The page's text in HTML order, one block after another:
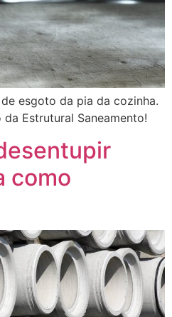
esgoto da pia da cozinha.
Estrutural Saneamento!
como